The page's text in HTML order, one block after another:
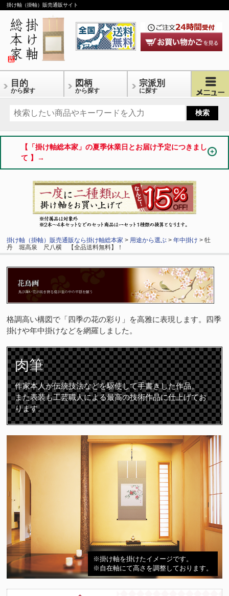
掛け軸（掛軸）販売通販サイト
目的
から探す
図柄
から探す
宗派別
に探す
【「掛け軸総本家」の夏季休業日とお届け予定につきまし
て 】→
掛け軸（掛軸）販売通販なら掛け軸総本家 > 用途から選ぶ >年中掛け > 牡
丹 堀高泉 尺八横 【全品送料無料】！
格調高い構図で「四季の花の彩り」を高雅に表現します。四季
掛けや年中掛けなどを網羅しました。
肉筆
作家本人が伝統技法などを駆使して手書きした作品。
また表装も工芸職人による最高の技術作品に仕上げてお
ります。
※掛け軸を掛けたイメージです。
※自在軸にて高さを調整しております。